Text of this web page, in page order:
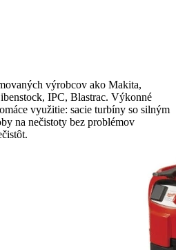
výrobcov ako Makita,
IPC, Blastrac. Výkonné
využitie: sacie turbíny so silným
na nečistoty bez problémov